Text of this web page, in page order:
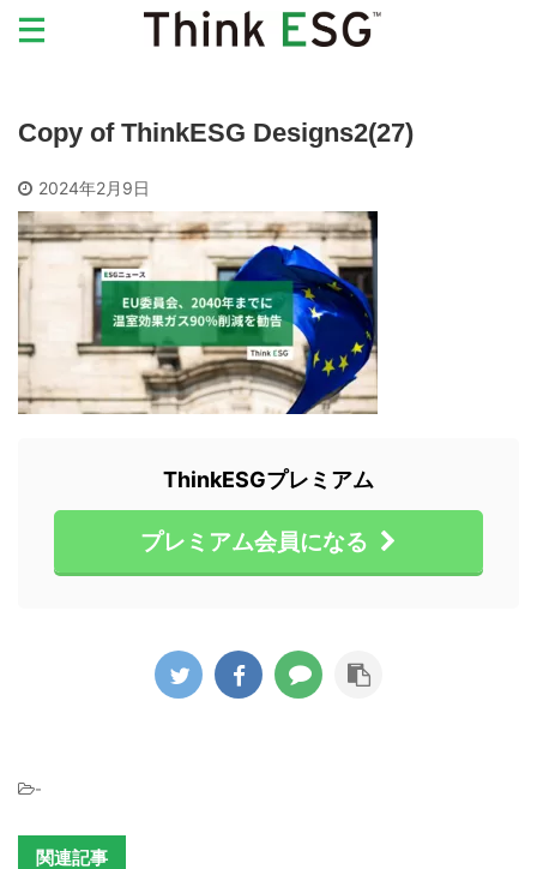
Copy of ThinkESG Designs2(27)
2024年2月9日
ThinkESGプレミアム
プレミアム会員になる
-
関連記事